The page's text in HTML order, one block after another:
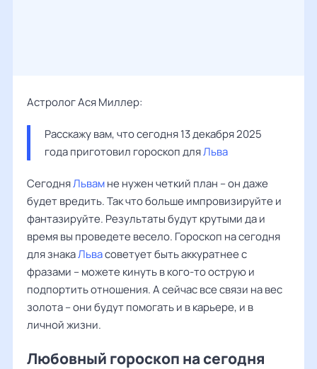
Астролог Ася Миллер:
Расскажу вам, что сегодня 13 декабря 2025
года приготовил гороскоп для Льва
СегодняЛьвамне нужен четкий план – он даже
будет вредить. Так что больше импровизируйте и
фантазируйте. Результаты будут крутыми да и
время вы проведете весело. Гороскоп на сегодня
для знакаЛьвасоветует быть аккуратнее с
фразами – можете кинуть в кого-то острую и
подпортить отношения. А сейчас все связи на вес
золота – они будут помогать и в карьере, и в
личной жизни.
Любовный гороскоп на сегодня